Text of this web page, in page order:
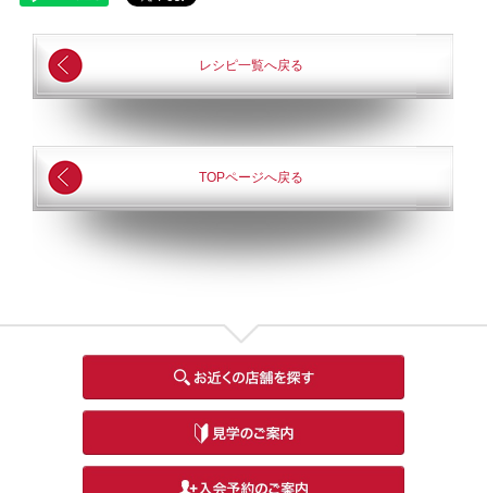
レシピ一覧へ戻る
TOPページへ戻る